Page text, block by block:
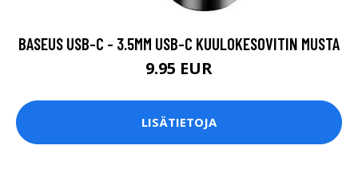
BASEUS USB-C - 3.5MM USB-C KUULOKESOVITIN MUSTA
9.95 EUR
LISÄTIETOJA